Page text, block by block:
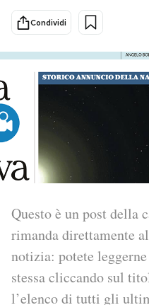
Sport
PODCAST
NEWSLETTER
I MIEI PREFERITI
SHOP
CALENDARIO
Condividi
Questo è un post della
rimanda direttamente
notizia: potete
stessa cliccando sul
l’elenco di tutti gli